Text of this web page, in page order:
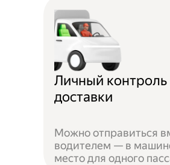
Личный контроль
доставки
Можно отправиться
водителем — в
место для одного